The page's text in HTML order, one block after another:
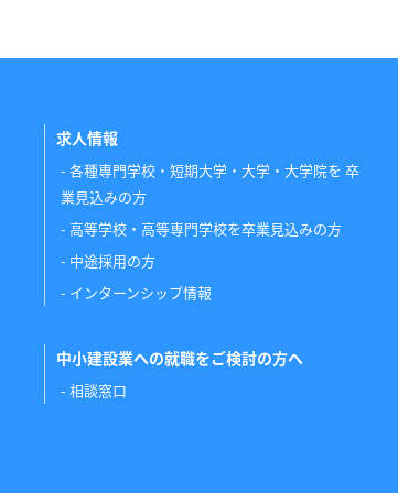
求人情報
各種専門学校・短期大学・大学・大学院を 卒
業見込みの方
高等学校・高等専門学校を卒業見込みの方
中途採用の方
インターンシップ情報
中小建設業への就職をご検討の方へ
相談窓口